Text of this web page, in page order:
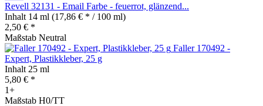
Revell 32131 - Email Farbe - feuerrot, glänzend...
Inhalt 14 ml (17,86 € * / 100 ml)
2,50 € *
Maßstab Neutral
Faller 170492 -
Expert, Plastikkleber, 25 g
Inhalt 25 ml
5,80 € *
1+
Maßstab H0/TT